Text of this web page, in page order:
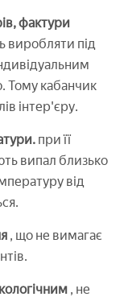
фактури
виробляти під
Тому кабанчик
інтер'єру.
при її
випал близько
від
, що не вимагає
, не